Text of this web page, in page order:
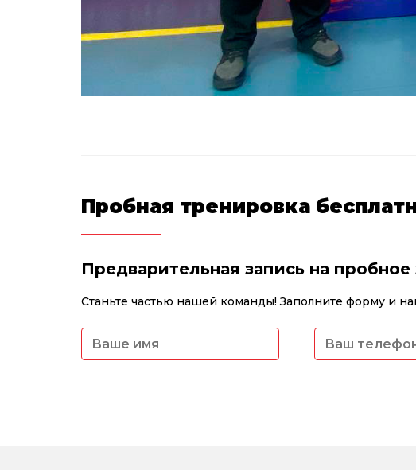
Пробная тренировка
Предварительная запись на пробное
Станьте частью нашей команды! Заполните форму и